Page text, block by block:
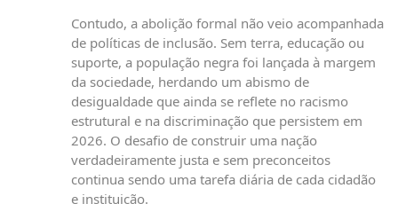
Contudo, a abolição formal não veio acompanhada
de políticas de inclusão. Sem terra, educação ou
suporte, a população negra foi lançada à margem
da sociedade, herdando um abismo de
desigualdade que ainda se reflete no racismo
estrutural e na discriminação que persistem em
2026. O desafio de construir uma nação
verdadeiramente justa e sem preconceitos
continua sendo uma tarefa diária de cada cidadão
e instituição.